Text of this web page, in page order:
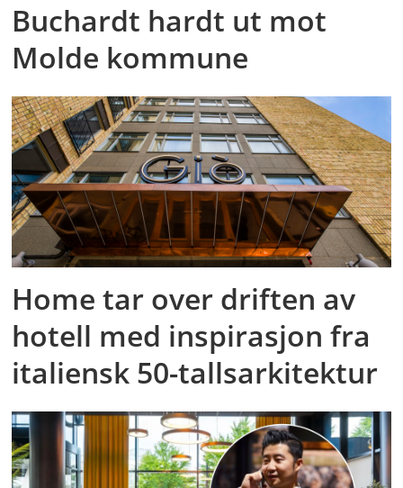
Buchardt hardt ut mot
Molde kommune
Home tar over driften av
hotell med inspirasjon fra
italiensk 50-tallsarkitektur